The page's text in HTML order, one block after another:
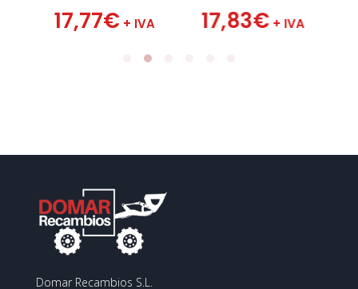
17,77€ + IVA 17,83€ + IVA
Domar Recambios S.L.